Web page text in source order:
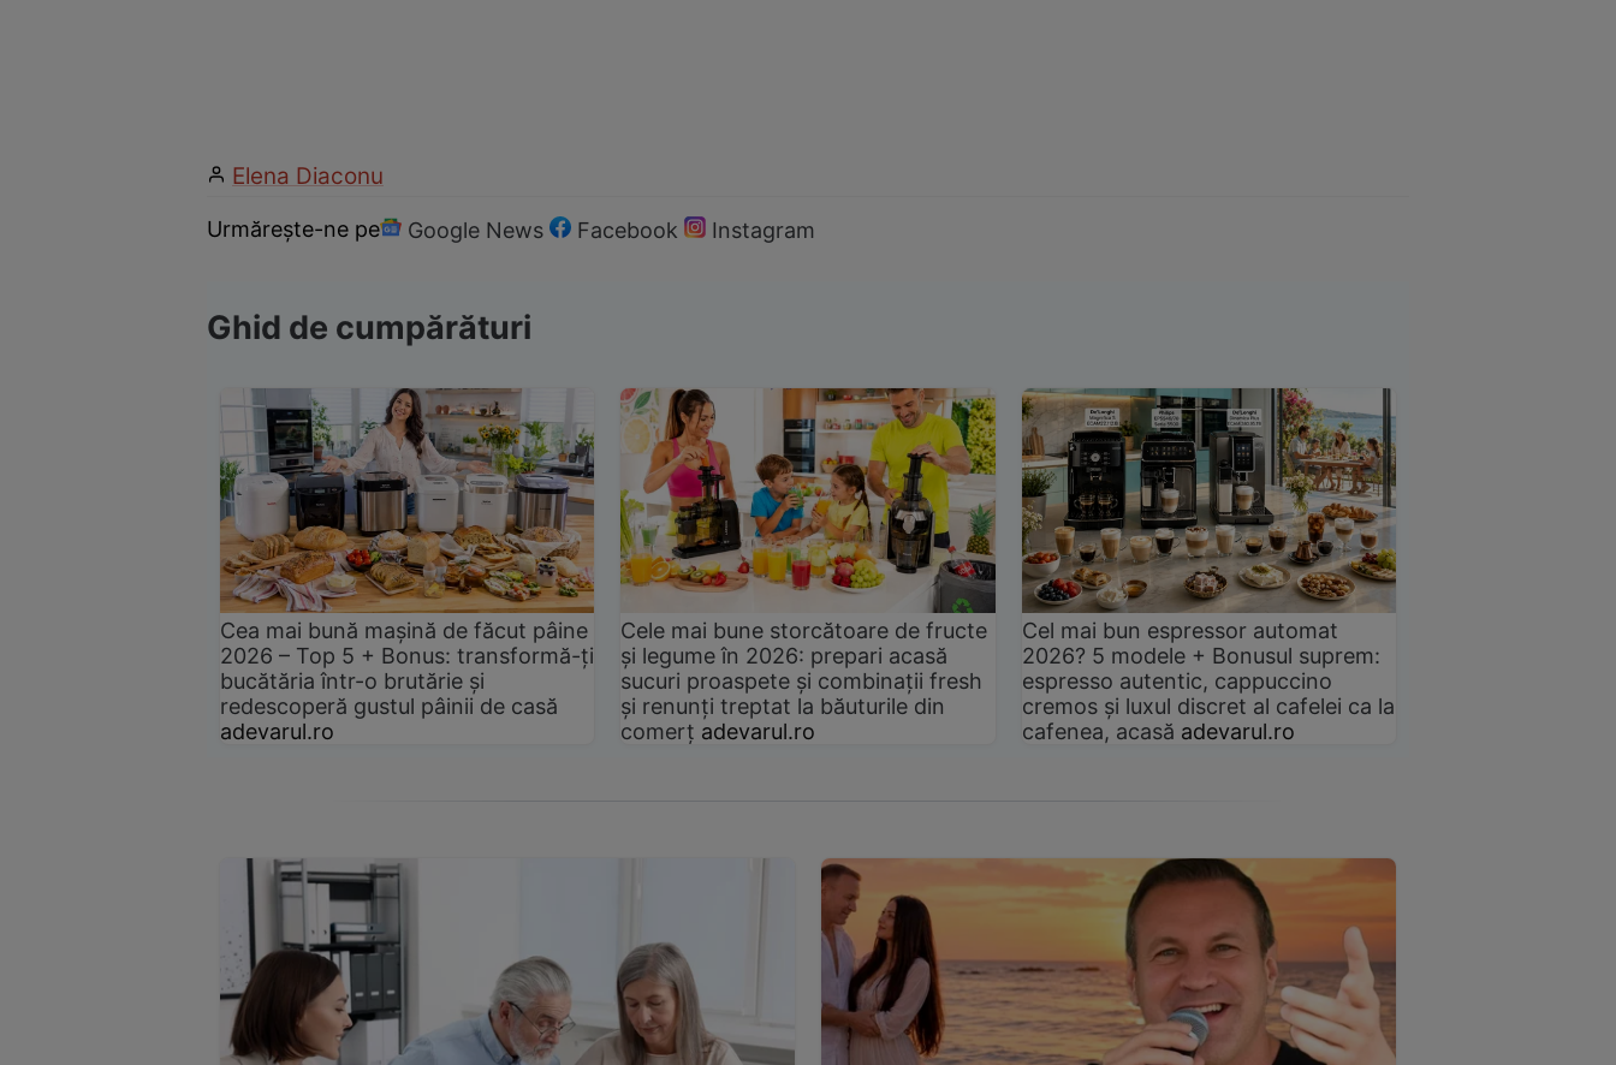
Elena Diaconu
Urmărește-ne pe Google News Facebook Instagram
Ghid de cumpărături
Cea mai bună mașină de făcut pâine
2026 – Top 5 + Bonus: transformă-ți
bucătăria într-o brutărie și
redescoperă gustul pâinii de casă
adevarul.ro
Cele mai bune storcătoare de fructe
și legume în 2026: prepari acasă
sucuri proaspete și combinații fresh
și renunți treptat la băuturile din
comerț adevarul.ro
Cel mai bun espressor automat
2026? 5 modele + Bonusul suprem:
espresso autentic, cappuccino
cremos și luxul discret al cafelei ca la
cafenea, acasă adevarul.ro